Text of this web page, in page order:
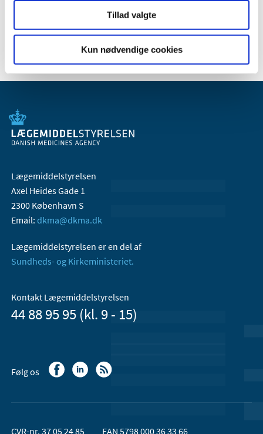
Tillad valgte
Kun nødvendige cookies
2005 (2)
Lægemiddelstyrelsen
Axel Heides Gade 1
2300 København S
Email: dkma@dkma.dk
Lægemiddelstyrelsen er en del af
Sundheds- og Kirkeministeriet.
Kontakt Lægemiddelstyrelsen
44 88 95 95 (kl. 9 - 15)
Følg os
CVR-nr. 37 05 24 85 EAN 5798 000 36 33 66